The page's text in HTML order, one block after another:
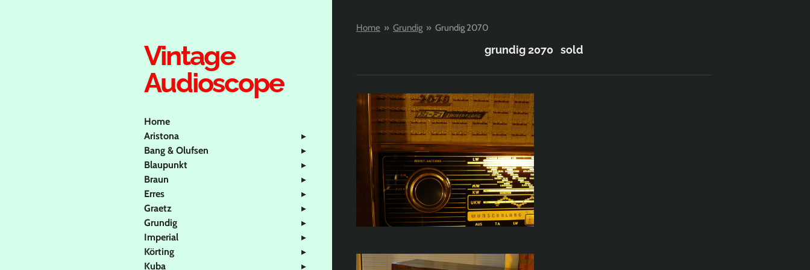
Home » Grundig » Grundig 2070
grundig 2070 sold
Vintage
Audioscope
Home
Aristona
Bang & Olufsen
Blaupunkt
Braun
Erres
Graetz
Grundig
Imperial
Körting
Kuba